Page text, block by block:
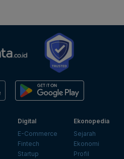
Digital
E-Commerce
Fintech
Startup
Ekonopedia
Sejarah
Ekonomi
Profil